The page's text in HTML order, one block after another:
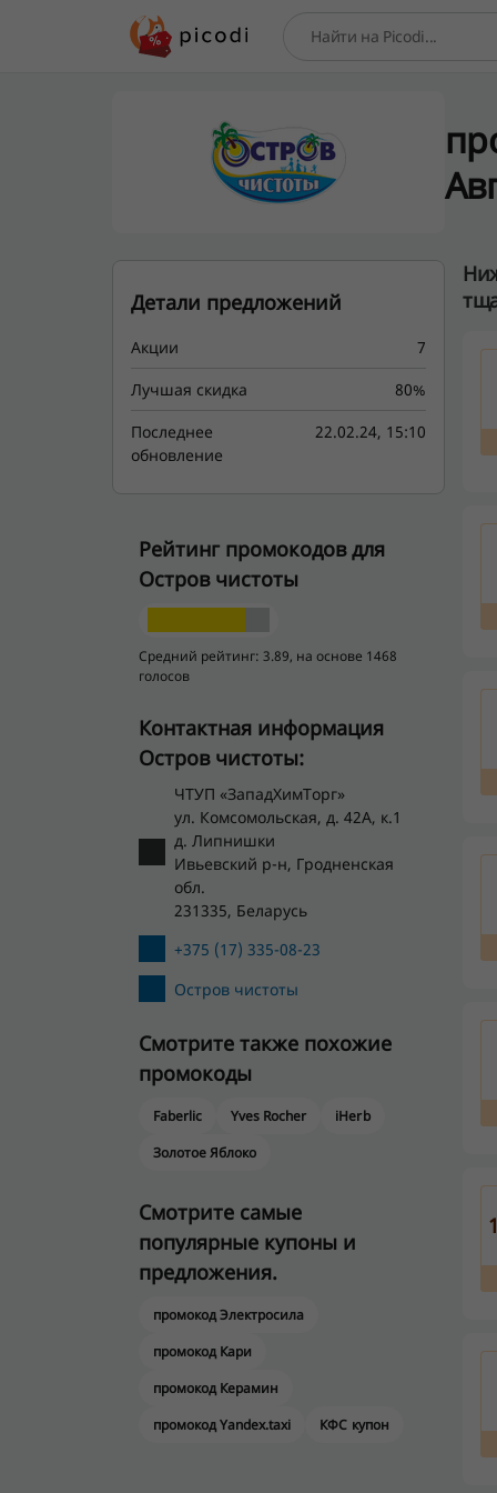
Поиск
Детали предложений
Акции
7
Лучшая скидка
80%
Последнее
обновление
22.02.24, 15:10
Рейтинг промокодов для
Остров чистоты
Средний рейтинг: 3.89, на основе 1468
голосов
Контактная информация
Остров чистоты:
ЧТУП «ЗападХимТорг»
ул. Комсомольская, д. 42А, к.1
д. Липнишки
Ивьевский р-н, Гродненская
обл.
231335, Беларусь
+375 (17) 335-08-23
Остров чистоты
Смотрите также похожие
промокоды
Faberlic Yves Rocher
iHerb
Золотое Яблоко
Смотрите самые
популярные купоны и
предложения.
промокод Электросила
промокод Кари
промокод Керамин
промокод Yandex.taxi
КФС купон